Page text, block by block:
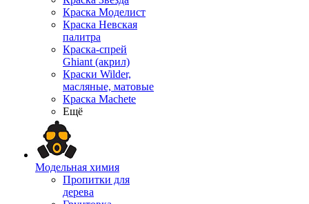
Краска Моделист
Краска Невская
палитра
Краска-спрей
Ghiant (акрил)
Краски Wilder,
масляные, матовые
Краска Machete
Ещё
Модельная химия
Пропитки для
дерева